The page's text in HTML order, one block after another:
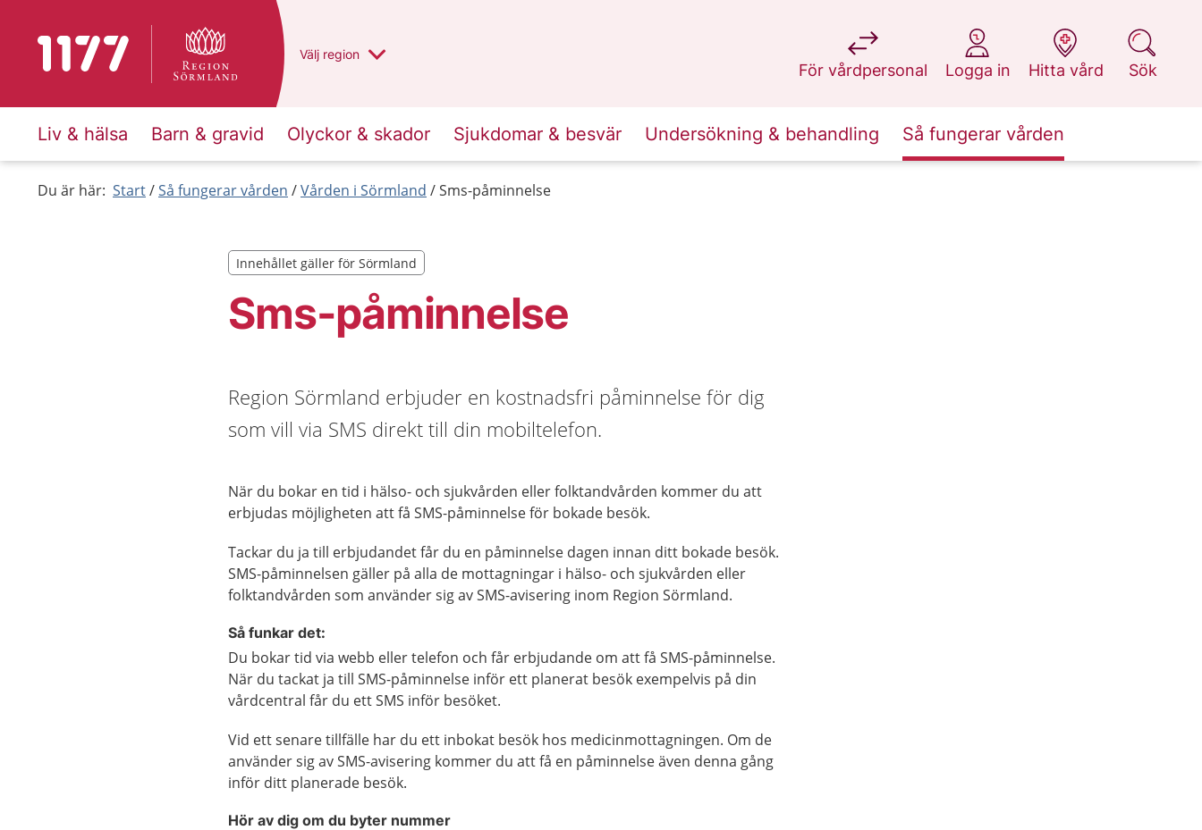
Till startsidan för 1177 Du har valt region
Välj en annan
region
För vårdpersonal
på 1177.se
Logga in
på 1177.se
Hitta vård
på 1177.se
Sök
på 1177.se
Liv & hälsa Barn & gravid Olyckor & skador Sjukdomar & besvär Undersökning & behandling Så fungerar vården
Du är här: Start Så fungerar vården Vården i Sörmland Sms-påminnelse
Sms-påminnelse
Innehållet gäller för Sörmland
Innehållet gäller för Sörmland
Region Sörmland erbjuder en kostnadsfri påminnelse för dig
som vill via SMS direkt till din mobiltelefon.
När du bokar en tid i hälso- och sjukvården eller folktandvården kommer du att
erbjudas möjligheten att få SMS-påminnelse för bokade besök.
Tackar du ja till erbjudandet får du en påminnelse dagen innan ditt bokade besök.
SMS-påminnelsen gäller på alla de mottagningar i hälso- och sjukvården eller
folktandvården som använder sig av SMS-avisering inom Region Sörmland.
Så funkar det:
Du bokar tid via webb eller telefon och får erbjudande om att få SMS-påminnelse.
När du tackat ja till SMS-påminnelse inför ett planerat besök exempelvis på din
vårdcentral får du ett SMS inför besöket.
Vid ett senare tillfälle har du ett inbokat besök hos medicinmottagningen. Om de
använder sig av SMS-avisering kommer du att få en påminnelse även denna gång
inför ditt planerade besök.
Hör av dig om du byter nummer